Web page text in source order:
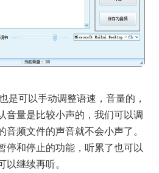
可以手动调整语速，音量的，
音量是比较小声的，我们可以调
频文件的声音就不会小声了。
停和停止的功能，听累了也可以
继续再听。